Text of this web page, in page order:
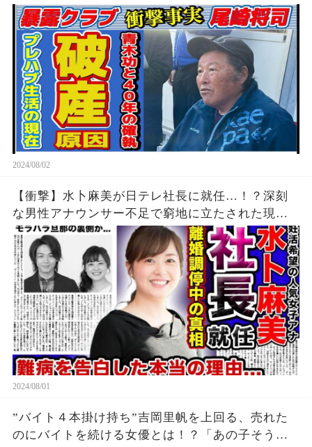
驚きを隠せない…「ゴルフ」もままならない現在
の病状に驚きを隠せない…
2024/08/02
【衝撃】水卜麻美が日テレ社長に就任…！？深刻
な男性アナウンサー不足で窮地に立たされた現在
がやば
2024/08/01
”バイト４本掛け持ち”吉岡里帆を上回る、売れた
のにバイトを続ける女優とは！？「あの子そうな